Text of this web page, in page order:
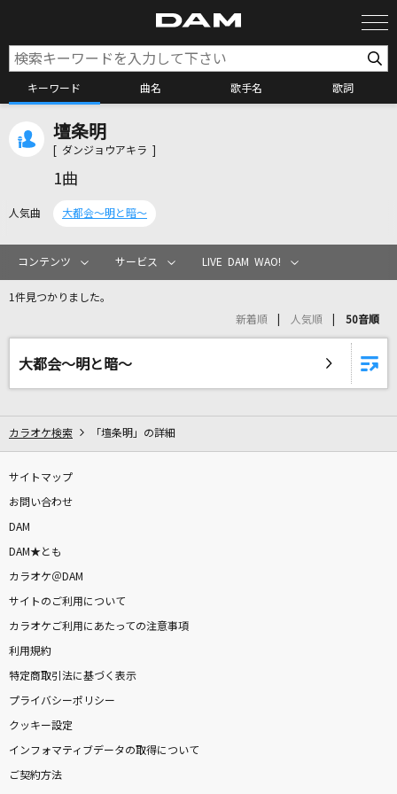
キーワード 曲名 歌手名 歌詞
カラオケリクエスト
リアルタイムで歌われている曲の一覧
結束バンド
7月のサイダー
長い光
AKB48
ホログラム
NICO Touches the Walls
ガンパレード・マーチ～歌え友よ、力のかぎり
～
山口一憲
壇条明
[ ダンジョウアキラ ]
1曲
人気曲 大都会～明と暗～
コンテンツ サービス LIVE DAM WAO!
1件見つかりました。
新着順 人気順 50音順
大都会～明と暗～
カラオケ検索 「壇条明」の詳細
サイトマップ
お問い合わせ
DAM
DAM★とも
カラオケ＠DAM
サイトのご利用について
カラオケご利用にあたっての注意事項
利用規約
特定商取引法に基づく表示
プライバシーポリシー
クッキー設定
インフォマティブデータの取得について
ご契約方法